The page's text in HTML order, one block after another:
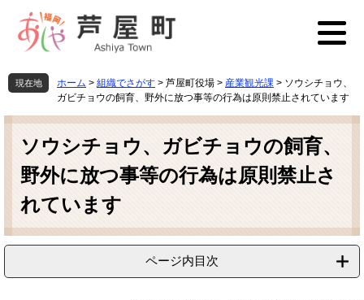
先
頭
を
飛
現在地 ホーム > 組織でさがす > 芦屋町役場 > 産業観光課 > ソウシチョウ、
ガビチョウの飼育、野外に放つ事等の行為は原則禁止されています
本
ソウシチョウ、ガビチョウの飼育、
野外に放つ事等の行為は原則禁止さ
れています
ページ内目次